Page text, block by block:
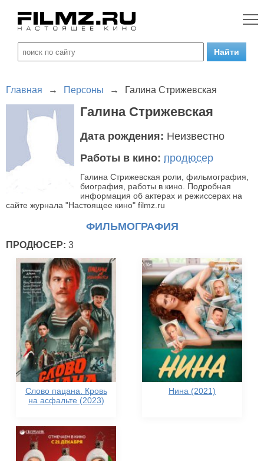
Главная → Персоны → Галина Стрижевская
Галина Стрижевская
Дата рождения: Неизвестно
Работы в кино: продюсер
Галина Стрижевская роли, фильмография,
биография, работы в кино. Подробная
информация об актерах и режиссерах на
сайте журнала "Настоящее кино" filmz.ru
ФИЛЬМОГРАФИЯ
ПРОДЮСЕР: 3
Слово пацана. Кровь
на асфальте (2023)
Нина (2021)